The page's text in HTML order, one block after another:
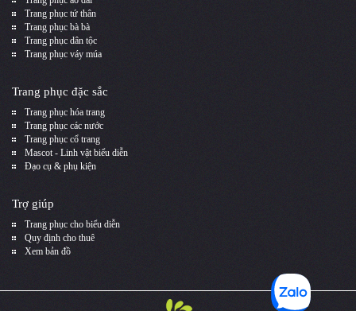
Trang phục tứ thân
Trang phục bà bà
Trang phục dân tộc
Trang phục váy múa
Trang phục đặc sắc
Trang phục hóa trang
Trang phục các nước
Trang phục cổ trang
Mascot - Linh vật biểu diễn
Đạo cụ & phụ kiện
Trợ giúp
Trang phục cho biểu diễn
Quy định cho thuê
Xem bản đồ